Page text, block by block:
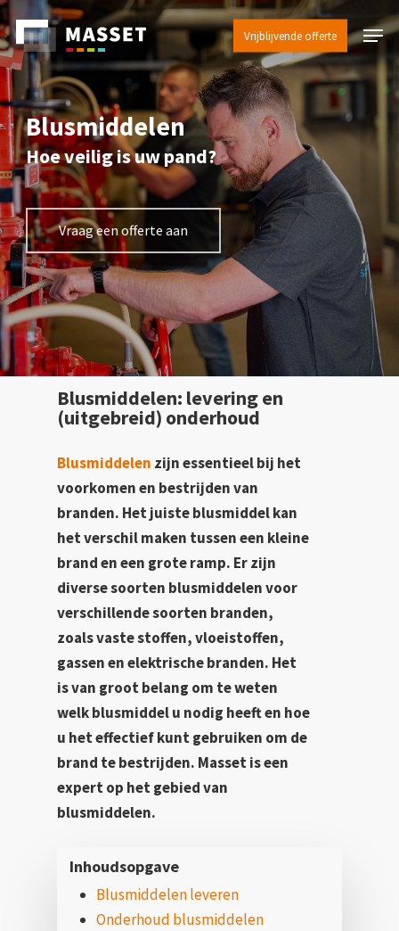
Skip
to
main
content
Vrijblijvende offerte Menu
Blusmiddelen
Hoe veilig is uw pand?
Vraag een offerte aan
Blusmiddelen: levering en
(uitgebreid) onderhoud
Blusmiddelen zijn essentieel bij het
voorkomen en bestrijden van
branden. Het juiste blusmiddel kan
het verschil maken tussen een kleine
brand en een grote ramp. Er zijn
diverse soorten blusmiddelen voor
verschillende soorten branden,
zoals vaste stoffen, vloeistoffen,
gassen en elektrische branden. Het
is van groot belang om te weten
welk blusmiddel u nodig heeft en hoe
u het effectief kunt gebruiken om de
brand te bestrijden. Masset is een
expert op het gebied van
blusmiddelen.
Inhoudsopgave
Blusmiddelen leveren
Onderhoud blusmiddelen
Close
Menu